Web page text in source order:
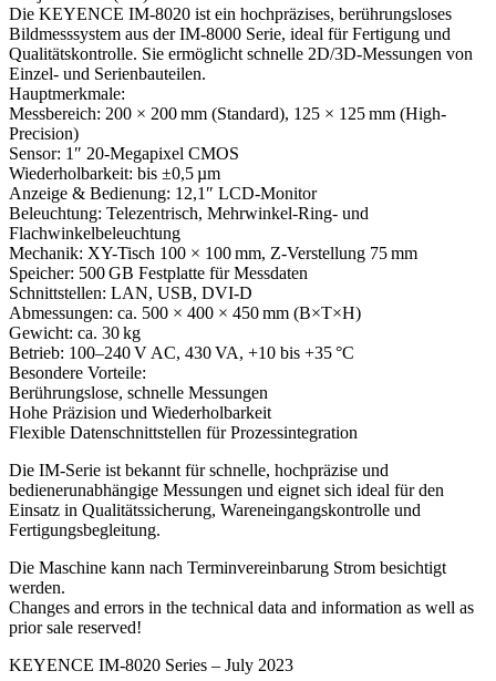
Die KEYENCE IM‑8020 ist ein hochpräzises, berührungsloses
Bildmesssystem aus der IM‑8000 Serie, ideal für Fertigung und
Qualitätskontrolle. Sie ermöglicht schnelle 2D/3D-Messungen von
Einzel- und Serienbauteilen.
Hauptmerkmale:
Messbereich: 200 × 200 mm (Standard), 125 × 125 mm (High-
Precision)
Sensor: 1″ 20-Megapixel CMOS
Wiederholbarkeit: bis ±0,5 µm
Anzeige & Bedienung: 12,1″ LCD-Monitor
Beleuchtung: Telezentrisch, Mehrwinkel-Ring- und
Flachwinkelbeleuchtung
Mechanik: XY-Tisch 100 × 100 mm, Z-Verstellung 75 mm
Speicher: 500 GB Festplatte für Messdaten
Schnittstellen: LAN, USB, DVI-D
Abmessungen: ca. 500 × 400 × 450 mm (B×T×H)
Gewicht: ca. 30 kg
Betrieb: 100–240 V AC, 430 VA, +10 bis +35 °C
Besondere Vorteile:
Berührungslose, schnelle Messungen
Hohe Präzision und Wiederholbarkeit
Flexible Datenschnittstellen für Prozessintegration
Die IM-Serie ist bekannt für schnelle, hochpräzise und
bedienerunabhängige Messungen und eignet sich ideal für den
Einsatz in Qualitätssicherung, Wareneingangskontrolle und
Fertigungsbegleitung.
Die Maschine kann nach Terminvereinbarung Strom besichtigt
werden.
Changes and errors in the technical data and information as well as
prior sale reserved!
KEYENCE IM‑8020 Series – July 2023